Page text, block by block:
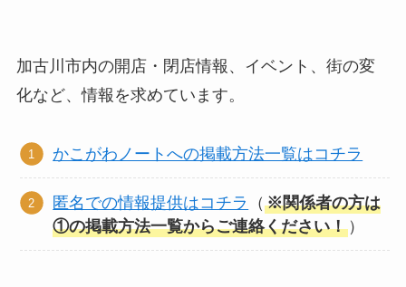
加古川市内の開店・閉店情報、イベント、街の変
化など、情報を求めています。
かこがわノートへの掲載方法一覧はコチラ
匿名での情報提供はコチラ （※関係者の方は
①の掲載方法一覧からご連絡ください！ ）